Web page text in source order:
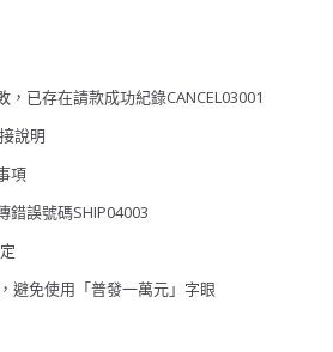
已存在請款成功紀錄CANCEL03001
說明
項
錯誤號碼SHIP04003
避免使用「普發一萬元」字眼